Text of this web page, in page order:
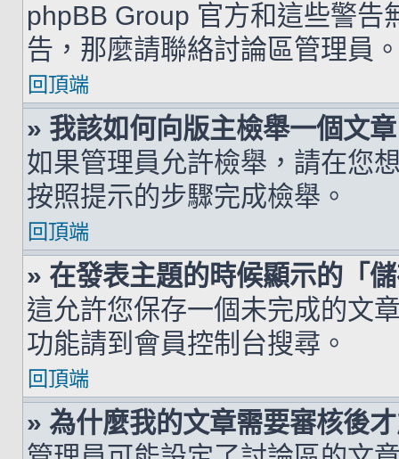
phpBB Group 官方和這些警告
告，那麼請聯絡討論區管理員
回頂端
» 我該如何向版主檢舉一個文
如果管理員允許檢舉，請在您
按照提示的步驟完成檢舉。
回頂端
» 在發表主題的時候顯示的「
這允許您保存一個未完成的文
功能請到會員控制台搜尋。
回頂端
» 為什麼我的文章需要審核後